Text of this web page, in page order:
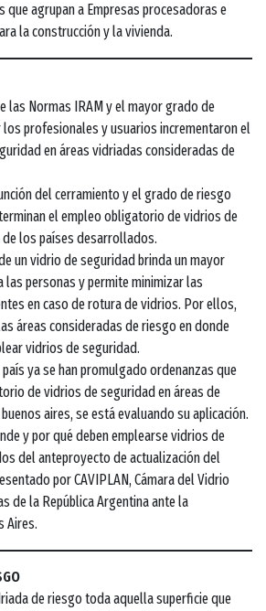
que agrupan a Empresas procesadoras e
la construcción y la vivienda.
las Normas IRAM y el mayor grado de
profesionales y usuarios incrementaron el
en áreas vidriadas consideradas de
del cerramiento y el grado de riesgo
el empleo obligatorio de vidrios de
los países desarrollados.
un vidrio de seguridad brinda un mayor
personas y permite minimizar las
en caso de rotura de vidrios. Por ellos,
áreas consideradas de riesgo en donde
vidrios de seguridad.
ya se han promulgado ordenanzas que
de vidrios de seguridad en áreas de
aires, se está evaluando su aplicación.
y por qué deben emplearse vidrios de
del anteproyecto de actualización del
por CAVIPLAN, Cámara del Vidrio
de la República Argentina ante la
Aires.
de riesgo toda aquella superficie que